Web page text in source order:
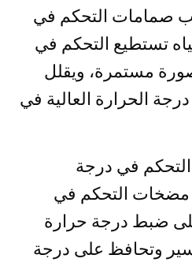
صمامات التحكم في
تستطيع التحكم في
مستمرة، ويقلل
الحرارة العالية في
في درجة
مضخات التحكم في
ضبط درجة حرارة
وتحافظ على درجة